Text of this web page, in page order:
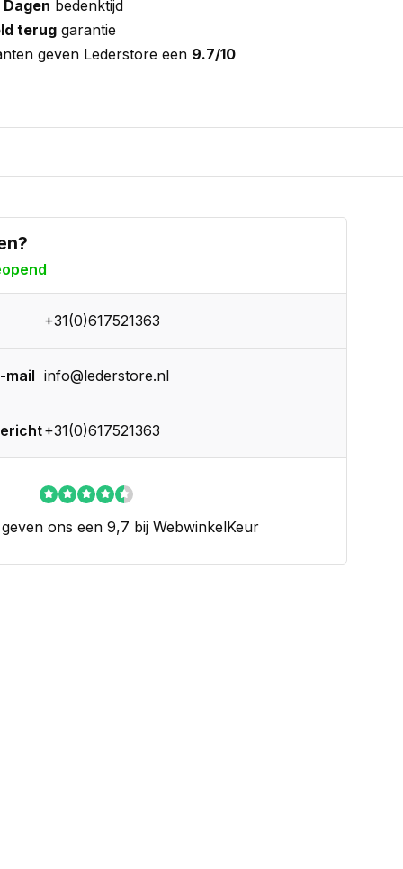
bedenktijd
terug garantie
geven Lederstore een 9.7/10
+31(0)617521363
mail info@lederstore.nl
+31(0)617521363
ons een 9,7 bij WebwinkelKeur